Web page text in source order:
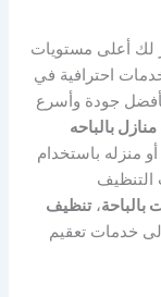
لك أعلى مستويات
احترافية في
جودة وأسرع
بالباحه
منزله باستخدام
التنظيف
بالباحة،تنظيف
خدمات تعقيم